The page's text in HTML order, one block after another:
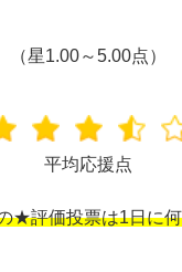
（星1.00～5.00点）
平均応援点
★評価投票は1日に